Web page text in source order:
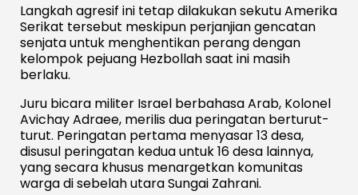
Langkah agresif ini tetap dilakukan sekutu Amerika
Serikat tersebut meskipun perjanjian gencatan
senjata untuk menghentikan perang dengan
kelompok pejuang Hezbollah saat ini masih
berlaku.
Juru bicara militer Israel berbahasa Arab, Kolonel
Avichay Adraee, merilis dua peringatan berturut-
turut. Peringatan pertama menyasar 13 desa,
disusul peringatan kedua untuk 16 desa lainnya,
yang secara khusus menargetkan komunitas
warga di sebelah utara Sungai Zahrani.